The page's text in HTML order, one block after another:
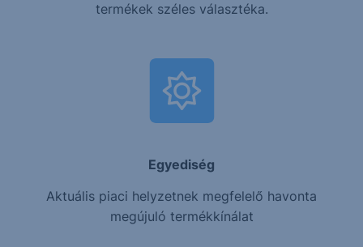
termékek széles választéka.
Egyediség
Aktuális piaci helyzetnek megfelelő havonta
megújuló termékkínálat